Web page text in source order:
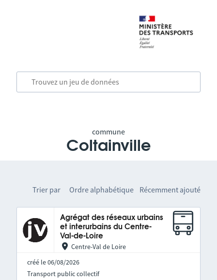
commune
Coltainville
Trier par Ordre alphabétique Récemment ajouté
Agrégat des réseaux urbains
et interurbains du Centre-
Val-de-Loire
Centre-Val de Loire
créé le 06/08/2026
Transport public collectif